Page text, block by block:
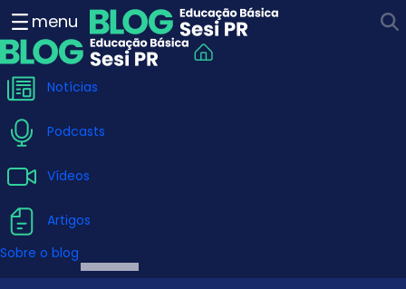
Sesi de Londrina é
menu
Notícias
Podcasts
Vídeos
Artigos
Sobre o blog